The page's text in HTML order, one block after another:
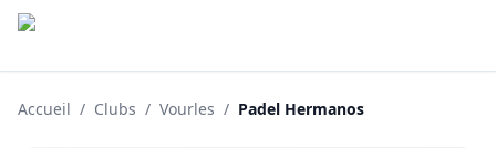
Accueil / Clubs / Vourles / Padel Hermanos